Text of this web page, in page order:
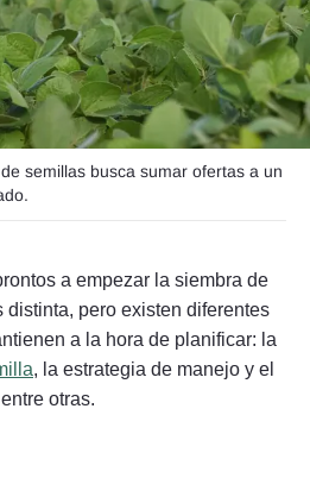
semillas busca sumar ofertas a un
a empezar la siembra de
distinta, pero existen diferentes
a la hora de planificar: la
, la estrategia de manejo y el
otras.